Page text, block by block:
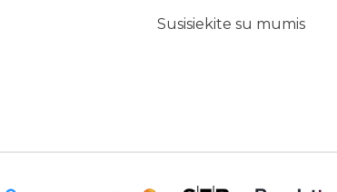
Susisiekite su mumis